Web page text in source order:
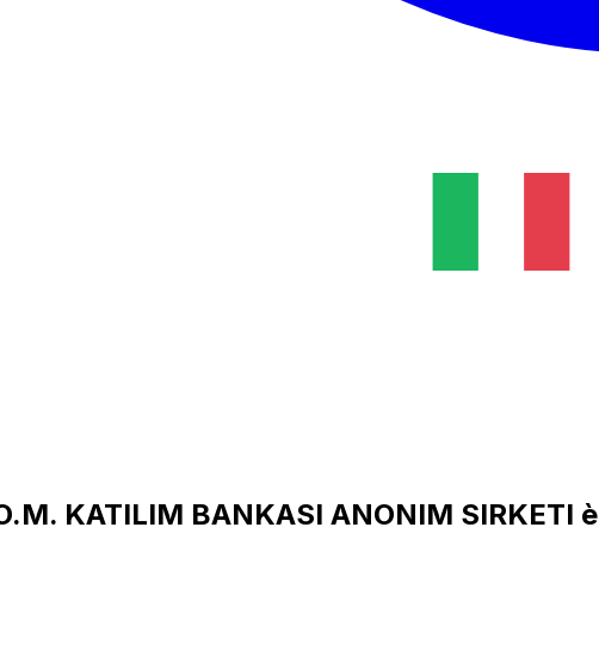
KATILIM BANKASI ANONIM SIRKETI è